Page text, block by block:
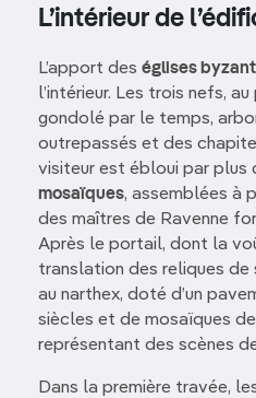
L’intérieur de
L’apport des églises
l’intérieur. Les trois nefs,
gondolé par le temps,
outrepassés et des
visiteur est ébloui par plus
mosaïques, assemblées à
des maîtres de Ravenne
Après le portail, dont la
translation des reliques de
au narthex, doté d’un
siècles et de mosaïques
représentant des scènes
Dans la première travée,